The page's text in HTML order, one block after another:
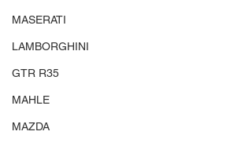
MASERATI
LAMBORGHINI
GTR R35
MAHLE
MAZDA